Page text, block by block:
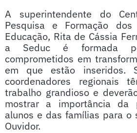
A superintendente do
Pesquisa e Formação dos
Educação, Rita de Cássia
a Seduc é formada
comprometidos em
em que estão inseridos.
coordenadores regionais
trabalho grandioso e
mostrar a importância da
alunos e das famílias para o
Ouvidor.